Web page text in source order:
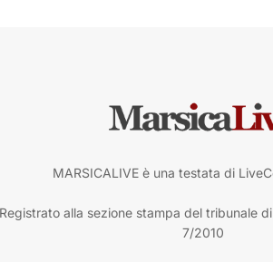
MARSICALIVE è una testata di
Registrato alla sezione stampa del tribunale
7/2010